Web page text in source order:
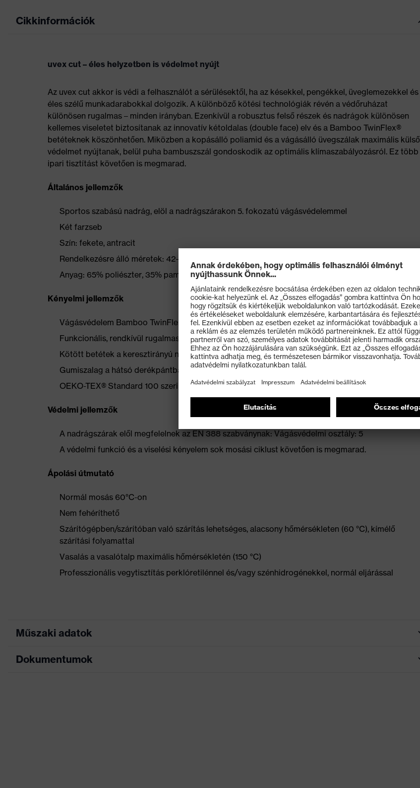
Cikkinformációk
uvex cut – éles helyzetben is védelmet nyújt
Az uvex cut akkor is védi a felhasználót a sérülésektől, ha az késekkel, pengékkel, üveglemezekkel és
éles szélű munkadarabokkal dolgozik. A különböző kötési technológiák révén a védőruházat
különösen rugalmas – minden irányban. Ezenkívül a robusztus felső részek és nadrágok különösen
kellemes viseletet biztosítanak az innovatív kétoldalas (double face) elv és a Bamboo TwinFlex®
betéteknek köszönhetően. Miközben a kopásálló poliamid és a vágásálló üvegszálak maximális külső
védelmet nyújtanak, belül puha bambuszszál gondoskodik az optimális klímaszabályozásról. Ez több
ipari tisztítást követően is megmarad.
Általános jellemzők
Sportos szabású nadrág, elöl a nadrágszárakon 5. fokozatú vágásvédelemmel
Két farzseb
Szín: fekete, antracit
Rendelkezésre álló méretek: 42–64, 90–110
Anyag: 65% poliészter, 35% pamut
Kényelmi jellemzők
Vágásvédelem Bamboo TwinFlex® anyagból: kívül rendkívül strapabíró, belül kellemesen hűvös
Funkcionális, rendkívül rugalmas csík a térd területén
Kötött betétek a keresztirányú nyúláshoz az oldalsó varrások mentén
Gumiszalag a hátsó derékpántban
OEKO-TEX® Standard 100 szerint tanúsított
Védelmi jellemzők
A nadrágszárak elől megfelelnek az EN 388 szabványnak: Vágásvédelmi osztály: 5
A védelmi funkció és a viselési kényelem sok mosási ciklust követően is megmarad.
Ápolási útmutató
Normál mosás 60°C-on
Nem fehéríthető
Szárítógépben/szárítóban való szárítás lehetséges, alacsony hőmérsékleten (60 °C), kímélő
szárítási folyamattal
Vasalás a vasalótalp maximális hőmérsékletén (150 °C)
Professzionális vegytisztítás perklóretilénnel és/vagy szénhidrogénekkel, normál eljárással
Műszaki adatok
Keresőszín (szűrő)
Dokumentumok